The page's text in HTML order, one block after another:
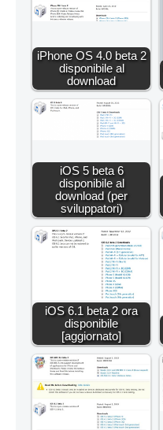
iPhone OS 4.0 beta 2
disponibile al
download
iOS 5 beta 6
disponibile al
download (per
sviluppatori)
iOS 6.1 beta 2 ora
disponibile
[aggiornato]